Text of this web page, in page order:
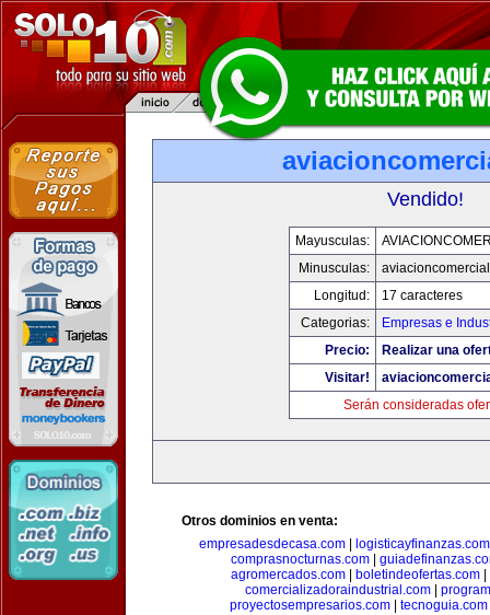
Vendido!
Mayusculas:
Minusculas:
Longitud:
17 caracteres
Categorias:
Empresas e
Precio:
Realizar una
Visitar!
Serán consideradas
Otros dominios en venta:
empresadesdecasa.com
logisticayfinanzas.com
comprasnocturnas.com
agromercados.com
boletindeofertas.com
comercializadoraindustrial.com
proyectosempresarios.com
tecnoguia.com